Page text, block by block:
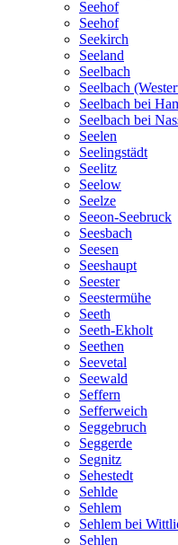
Seehof
Seehof
Seekirch
Seeland
Seelbach
Seelbach
Seelbach bei
Seelbach bei
Seelen
Seelingstädt
Seelitz
Seelow
Seelze
Seeon-Seebruck
Seesbach
Seesen
Seeshaupt
Seester
Seestermühe
Seeth
Seeth-Ekholt
Seethen
Seevetal
Seewald
Seffern
Sefferweich
Seggebruch
Seggerde
Segnitz
Sehestedt
Sehlde
Sehlem
Sehlem bei
Sehlen